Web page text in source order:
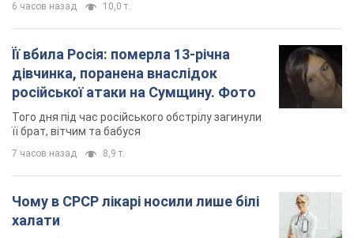
6 часов назад 10,0 т.
Її вбила Росія: померла 13-річна
дівчинка, поранена внаслідок
російської атаки на Сумщину. Фото
Того дня під час російського обстрілу загинули
її брат, вітчим та бабуся
7 часов назад 8,9 т.
Чому в СРСР лікарі носили лише білі
халати